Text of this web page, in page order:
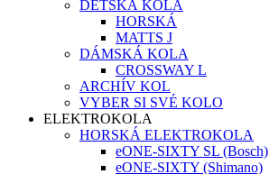
DĚTSKÁ KOLA
HORSKÁ
MATTS J
DÁMSKÁ KOLA
CROSSWAY L
ARCHÍV KOL
VYBER SI SVÉ KOLO
ELEKTROKOLA
HORSKÁ ELEKTROKOLA
eONE-SIXTY SL (Bosch)
eONE-SIXTY (Shimano)